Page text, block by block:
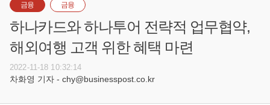
금융 금융
하나카드와 하나투어 전략적 업무협약,
해외여행 고객 위한 혜택 마련
2022-11-18 10:32:14
차화영 기자 - chy@businesspost.co.kr